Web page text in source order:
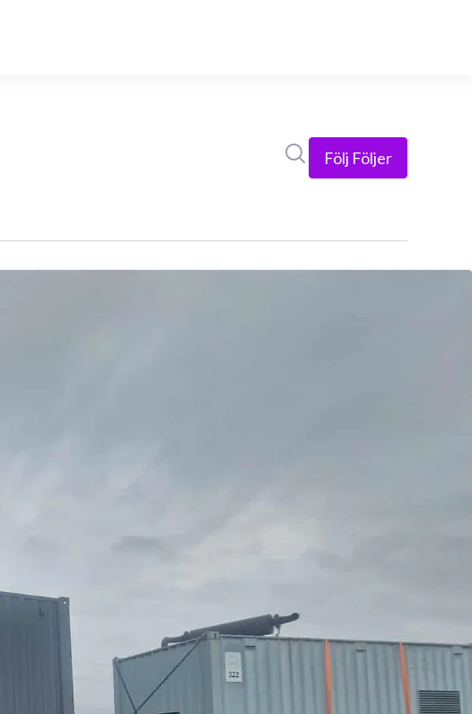
Följ Följer